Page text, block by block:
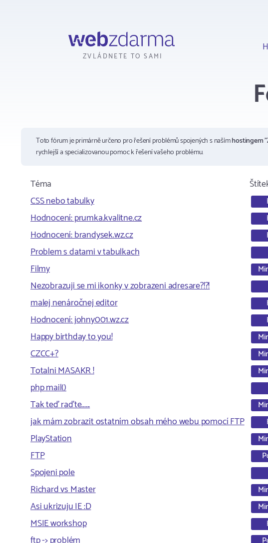
ZVLÁDNETE TO SAMI
Toto fórum je primárně určeno pro řešení problémů spojených s našímhostingem
rychlejší a specializovanou pomoc k řešení vašeho problému.
Téma
CSS nebo tabulky
Hodnocení: prumka.kvalitne.cz
Hodnocení: brandysek.wz.cz
Problem s datami v tabulkach
Filmy
Nezobrazuji se mi ikonky v zobrazeni adresare?!?!
malej nenáročnej editor
Hodnocení: johny001.wz.cz
Happy birthday to you!
CZCC+?
Totalni MASAKR !
php mail()
Tak teď raďte......
jak mám zobrazit ostatním obsah mého webu pomocí FTP
PlayStation
FTP
Spojeni pole
Richard vs Master
Asi ukrizuju IE :D
MSIE workshop